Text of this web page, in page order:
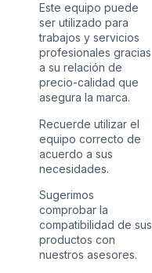
Este equipo puede
ser utilizado para
trabajos y servicios
profesionales gracias
a su relación de
precio-calidad que
asegura la marca.
Recuerde utilizar el
equipo correcto de
acuerdo a sus
necesidades.
Sugerimos
comprobar la
compatibilidad de sus
productos con
nuestros asesores.